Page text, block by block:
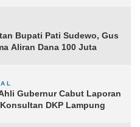
Bupati Pati Sudewo, Gus
Aliran Dana 100 Juta
Gubernur Cabut Laporan
DKP Lampung